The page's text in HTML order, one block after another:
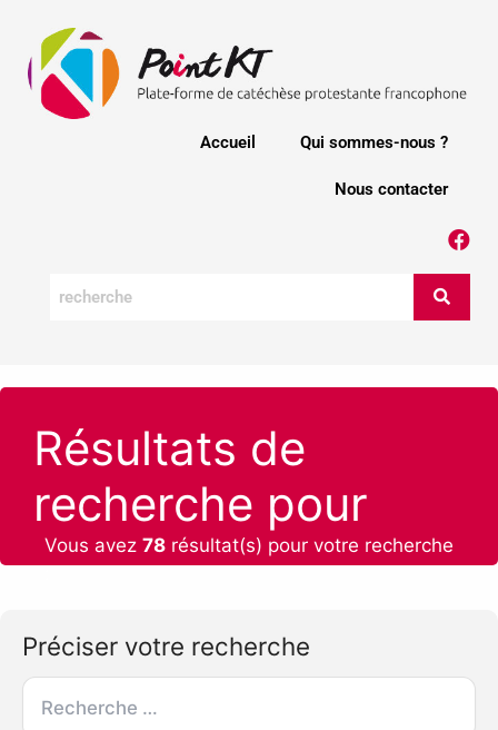
Accueil Qui sommes-nous ?
Nous contacter
Résultats de
recherche pour
Vous avez 78 résultat(s) pour votre recherche
Préciser votre recherche